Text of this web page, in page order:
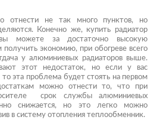
отнести не так много пунктов, но
Конечно же, купить радиатор
можете за достаточно высокую
экономию, при обогреве всего
у алюминиевых радиаторов выше.
этот недостаток, но если у вас
эта проблема будет стоять на первом
можно отнести то, что при
срок службы алюминиевых
снижается, но это легко можно
в систему отопления теплообменник.